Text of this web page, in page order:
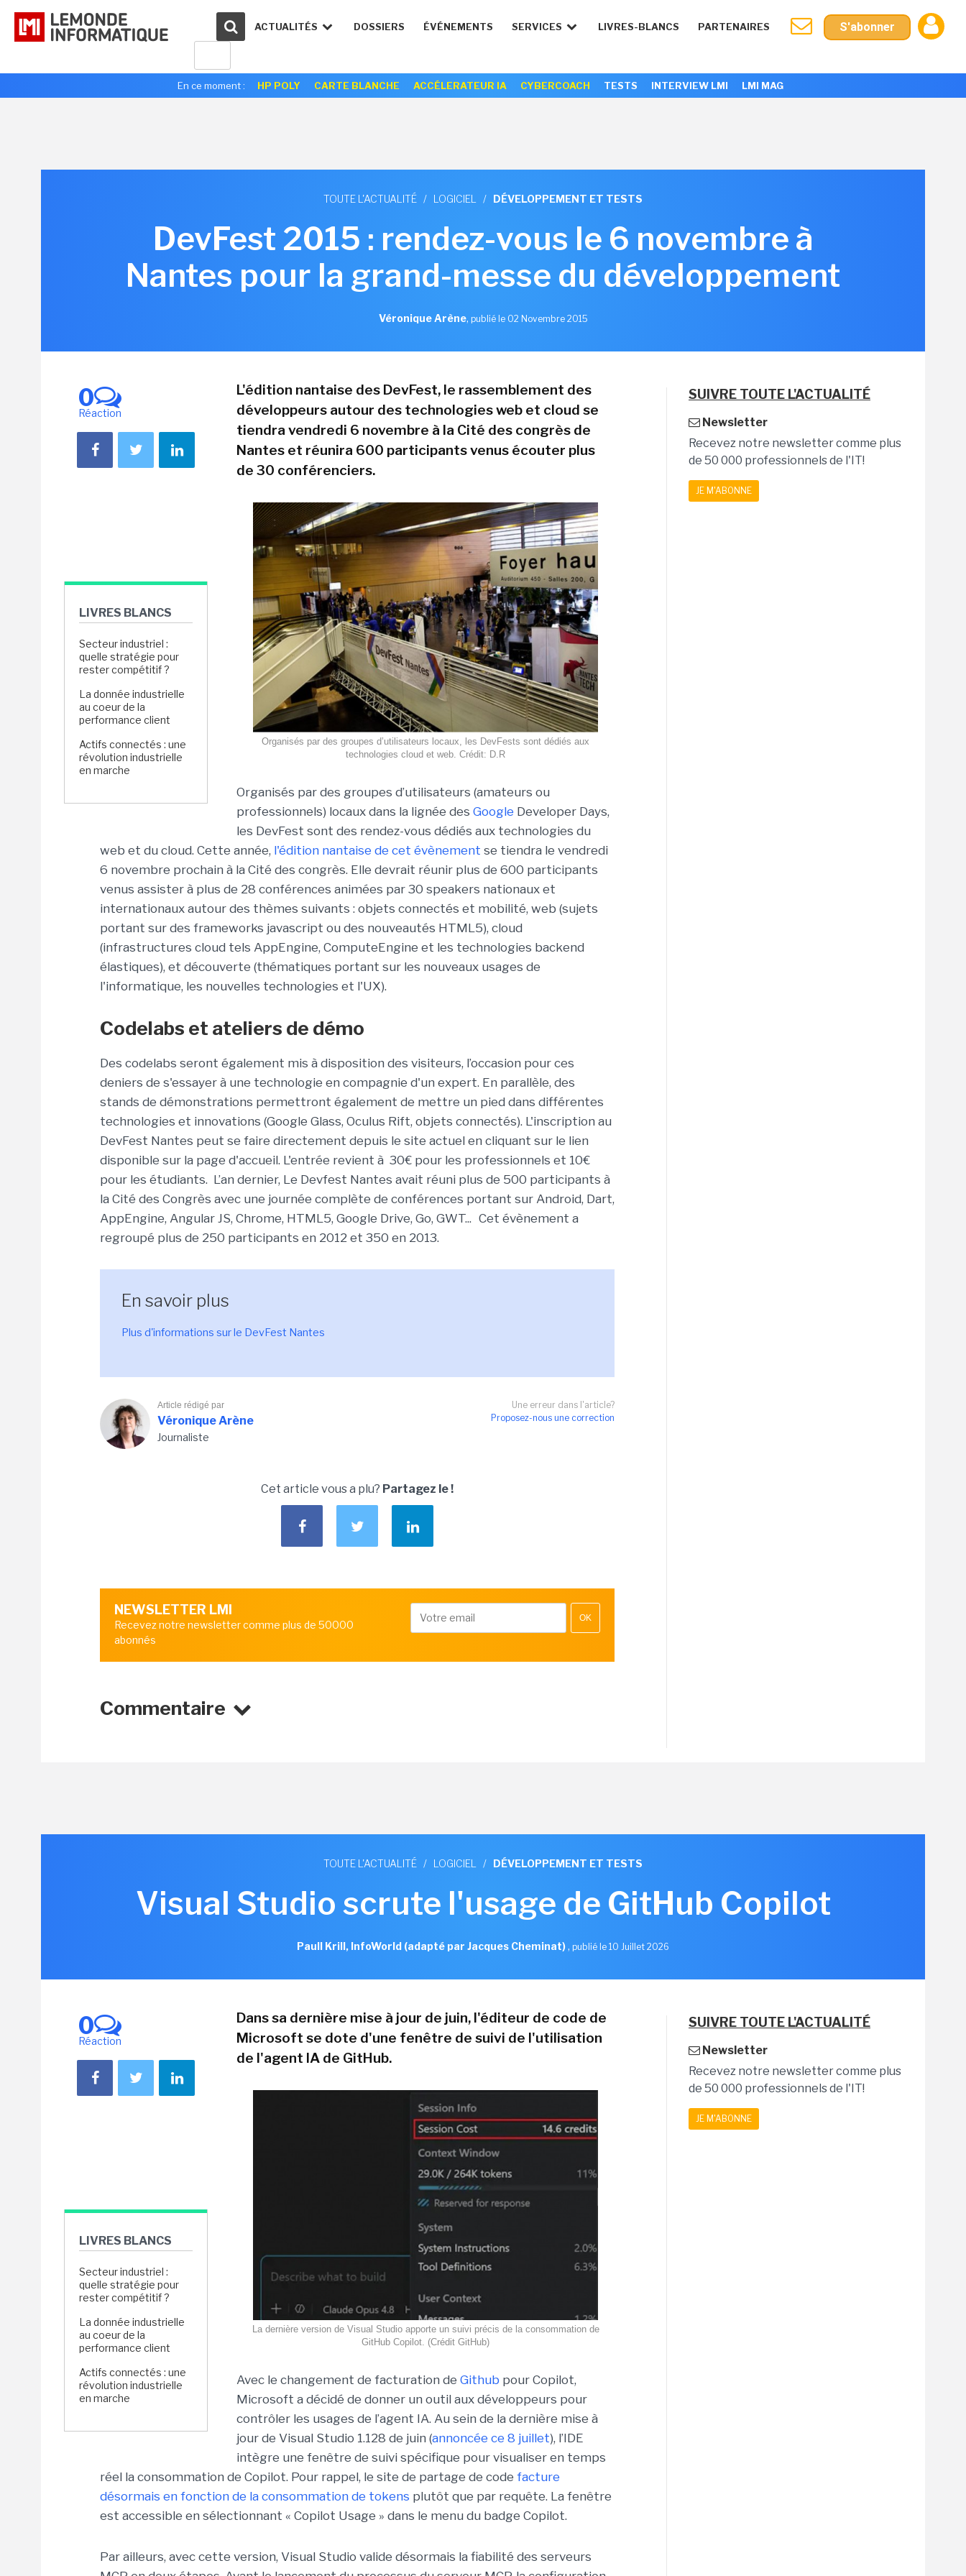
ACTUALITÉS DOSSIERS ÉVÉNEMENTS SERVICES LIVRES-BLANCS PARTENAIRES S'abonner
En ce moment : HP POLY CARTE BLANCHE ACCÉLERATEUR IA CYBERCOACH TESTS INTERVIEW LMI LMI MAG
TOUTE L'ACTUALITÉ / LOGICIEL / DÉVELOPPEMENT ET TESTS
DevFest 2015 : rendez-vous le 6 novembre à
Nantes pour la grand-messe du développement
Véronique Arène, publié le 02 Novembre 2015
0
Réaction
LIVRES BLANCS
Secteur industriel :
quelle stratégie pour
rester compétitif ?
La donnée industrielle
au coeur de la
performance client
Actifs connectés : une
révolution industrielle
en marche
L'édition nantaise des DevFest, le rassemblement des
développeurs autour des technologies web et cloud se
tiendra vendredi 6 novembre à la Cité des congrès de
Nantes et réunira 600 participants venus écouter plus
de 30 conférenciers.
Organisés par des groupes d’utilisateurs locaux, les DevFests sont dédiés aux
technologies cloud et web. Crédit: D.R
Organisés par des groupes d’utilisateurs (amateurs ou
professionnels) locaux dans la lignée des Google Developer Days,
les DevFest sont des rendez-vous dédiés aux technologies du
web et du cloud. Cette année, l'édition nantaise de cet évènement se tiendra le vendredi
6 novembre prochain à la Cité des congrès. Elle devrait réunir plus de 600 participants
venus assister à plus de 28 conférences animées par 30 speakers nationaux et
internationaux autour des thèmes suivants : objets connectés et mobilité, web (sujets
portant sur des frameworks javascript ou des nouveautés HTML5), cloud
(infrastructures cloud tels AppEngine, ComputeEngine et les technologies backend
élastiques), et découverte (thématiques portant sur les nouveaux usages de
l'informatique, les nouvelles technologies et l'UX).
Codelabs et ateliers de démo
Des codelabs seront également mis à disposition des visiteurs, l’occasion pour ces
deniers de s'essayer à une technologie en compagnie d'un expert. En parallèle, des
stands de démonstrations permettront également de mettre un pied dans différentes
technologies et innovations (Google Glass, Oculus Rift, objets connectés). L'inscription au
DevFest Nantes peut se faire directement depuis le site actuel en cliquant sur le lien
disponible sur la page d'accueil. L'entrée revient à 30€ pour les professionnels et 10€
pour les étudiants. L’an dernier, Le Devfest Nantes avait réuni plus de 500 participants à
la Cité des Congrès avec une journée complète de conférences portant sur Android, Dart,
AppEngine, Angular JS, Chrome, HTML5, Google Drive, Go, GWT... Cet évènement a
regroupé plus de 250 participants en 2012 et 350 en 2013.
En savoir plus
Plus d'informations sur le DevFest Nantes
Une erreur dans l'article?
Proposez-nous une correction
Article rédigé par
Véronique Arène
Journaliste
Cet article vous a plu? Partagez le !
NEWSLETTER LMI
Recevez notre newsletter comme plus de 50000
abonnés
OK
Commentaire
SUIVRE TOUTE L'ACTUALITÉ
Newsletter
Recevez notre newsletter comme plus
de 50 000 professionnels de l'IT!
JE M'ABONNE
TOUTE L'ACTUALITÉ / LOGICIEL / DÉVELOPPEMENT ET TESTS
Visual Studio scrute l'usage de GitHub Copilot
Paull Krill, InfoWorld (adapté par Jacques Cheminat), publié le 10 Juillet 2026
0
Réaction
LIVRES BLANCS
Secteur industriel :
quelle stratégie pour
rester compétitif ?
La donnée industrielle
au coeur de la
performance client
Actifs connectés : une
révolution industrielle
en marche
Dans sa dernière mise à jour de juin, l'éditeur de code de
Microsoft se dote d'une fenêtre de suivi de l'utilisation
de l'agent IA de GitHub.
La dernière version de Visual Studio apporte un suivi précis de la consommation de
GitHub Copilot. (Crédit GitHub)
Avec le changement de facturation de Github pour Copilot,
Microsoft a décidé de donner un outil aux développeurs pour
contrôler les usages de l’agent IA. Au sein de la dernière mise à
jour de Visual Studio 1.128 de juin (annoncée ce 8 juillet), l’IDE
intègre une fenêtre de suivi spécifique pour visualiser en temps
réel la consommation de Copilot. Pour rappel, le site de partage de code facture
désormais en fonction de la consommation de tokens plutôt que par requête. La fenêtre
est accessible en sélectionnant « Copilot Usage » dans le menu du badge Copilot.
Par ailleurs, avec cette version, Visual Studio valide désormais la fiabilité des serveurs
SUIVRE TOUTE L'ACTUALITÉ
Newsletter
Recevez notre newsletter comme plus
de 50 000 professionnels de l'IT!
JE M'ABONNE